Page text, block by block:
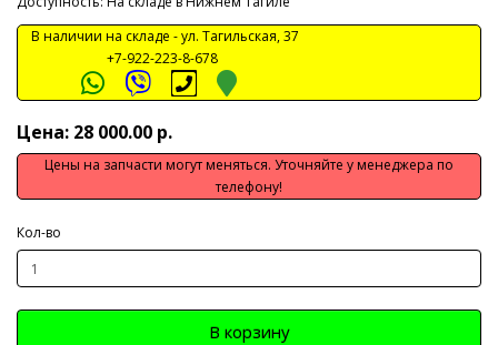
В наличии на складе -ул. Тагильская, 37
+7-922-223-8-678
Цена: 28 000.00 р.
Цены на запчасти могут меняться. Уточняйте у менеджера по
телефону!
Кол-во
В корзину